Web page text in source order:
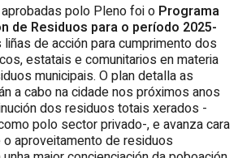
polo Pleno foi o Programa
de Residuos para o período 2025-
liñas de acción para cumprimento dos
estatais e comunitarios en materia
municipais. O plan detalla as
a cabo na cidade nos próximos anos
dos residuos totais xerados -
polo sector privado-, e avanza cara
aproveitamento de residuos